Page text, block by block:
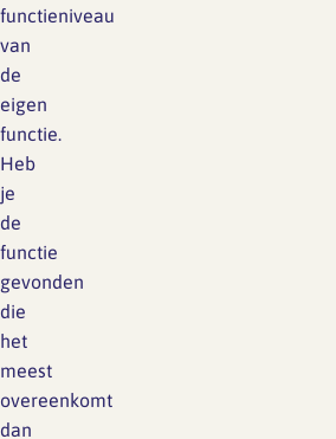
functieniveau
van
de
eigen
functie.
Heb
je
de
functie
gevonden
die
het
meest
overeenkomt
dan